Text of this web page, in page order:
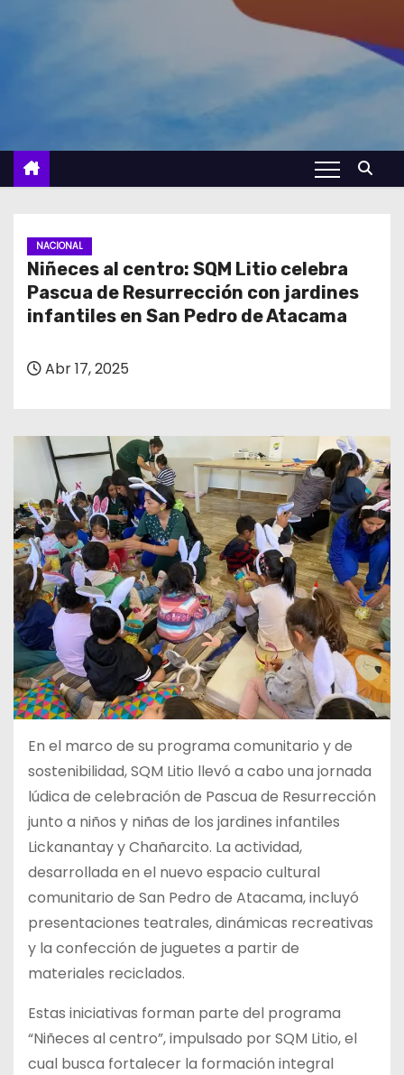
NACIONAL
Niñeces al centro: SQM Litio celebra
Pascua de Resurrección con jardines
infantiles en San Pedro de Atacama
Abr 17, 2025
En el marco de su programa comunitario y de
sostenibilidad, SQM Litio llevó a cabo una jornada
lúdica de celebración de Pascua de Resurrección
junto a niños y niñas de los jardines infantiles
Lickanantay y Chañarcito. La actividad,
desarrollada en el nuevo espacio cultural
comunitario de San Pedro de Atacama, incluyó
presentaciones teatrales, dinámicas recreativas
y la confección de juguetes a partir de
materiales reciclados.
Estas iniciativas forman parte del programa
“Niñeces al centro”, impulsado por SQM Litio, el
cual busca fortalecer la formación integral